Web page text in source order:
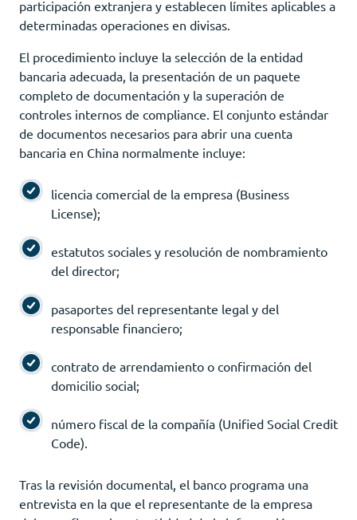
participación extranjera y establecen límites aplicables a
determinadas operaciones en divisas.
El procedimiento incluye la selección de la entidad
bancaria adecuada, la presentación de un paquete
completo de documentación y la superación de
controles internos de compliance. El conjunto estándar
de documentos necesarios para abrir una cuenta
bancaria en China normalmente incluye:
licencia comercial de la empresa (Business
License);
estatutos sociales y resolución de nombramiento
del director;
pasaportes del representante legal y del
responsable financiero;
contrato de arrendamiento o confirmación del
domicilio social;
número fiscal de la compañía (Unified Social Credit
Code).
Tras la revisión documental, el banco programa una
entrevista en la que el representante de la empresa